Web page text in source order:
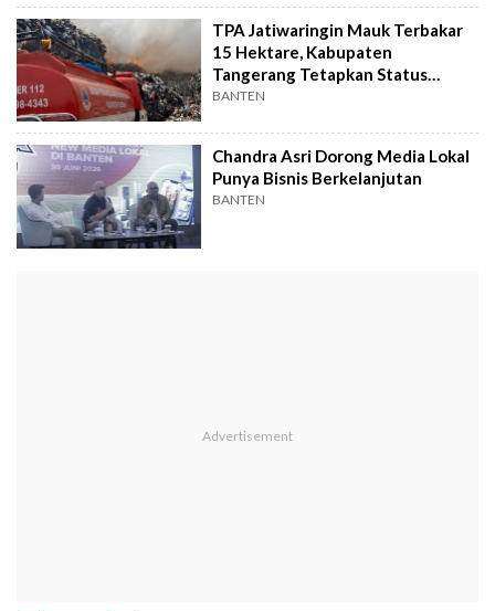
TPA Jatiwaringin Mauk Terbakar
15 Hektare, Kabupaten
Tangerang Tetapkan Status
Tanggap Darurat
BANTEN
Chandra Asri Dorong Media Lokal
Punya Bisnis Berkelanjutan
BANTEN